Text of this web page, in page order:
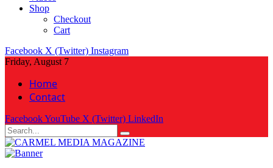
Shop
Checkout
Cart
Facebook X (Twitter) Instagram
Friday, August 7
Home
Contact
FacebookYouTube X (Twitter) LinkedIn